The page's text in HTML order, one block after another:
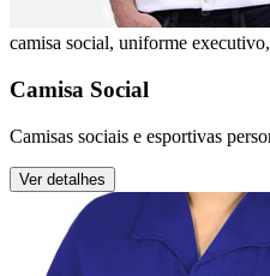
camisa social, uniforme
Camisa Social
Camisas sociais e esportivas
Ver detalhes